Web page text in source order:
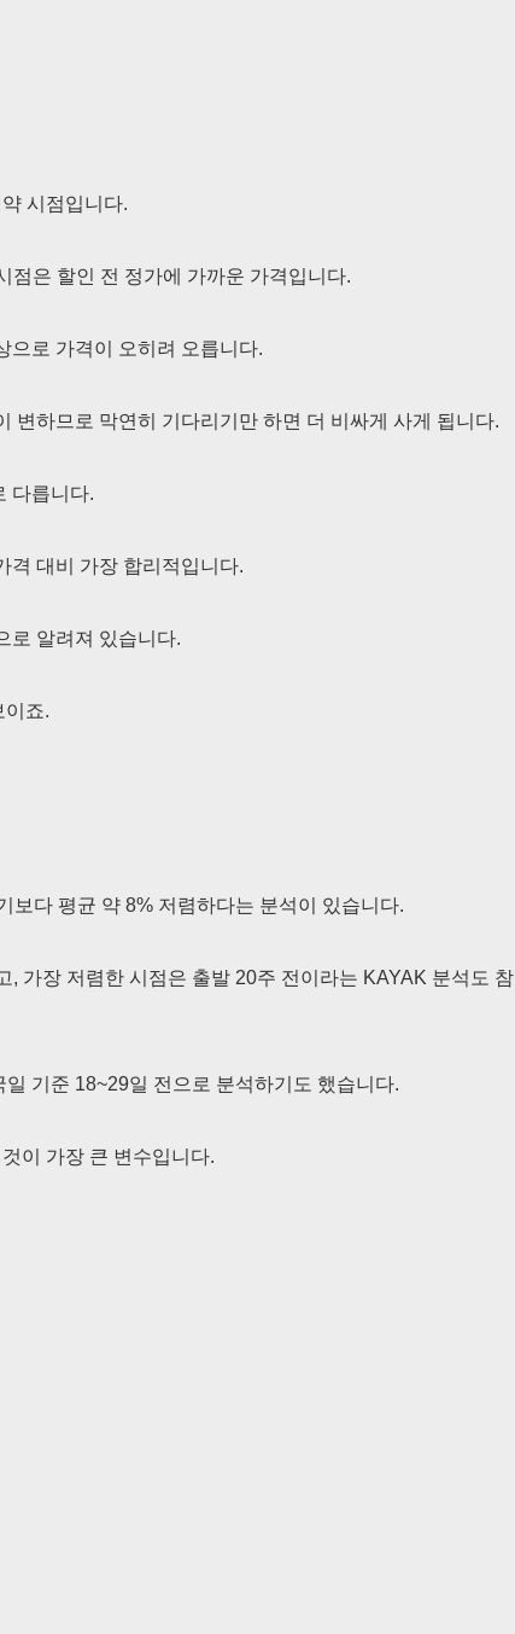
시점입니다.
점은 할인 전 정가에 가까운 가격입니다.
으로 가격이 오히려 오릅니다.
변하므로 막연히 기다리기만 하면 더 비싸게 사게 됩니다.
다릅니다.
격 대비 가장 합리적입니다.
로 알려져 있습니다.
이죠.
보다 평균 약 8% 저렴하다는 분석이 있습니다.
가장 저렴한 시점은 출발 20주 전이라는 KAYAK 분석도 참
기준 18~29일 전으로 분석하기도 했습니다.
이 가장 큰 변수입니다.